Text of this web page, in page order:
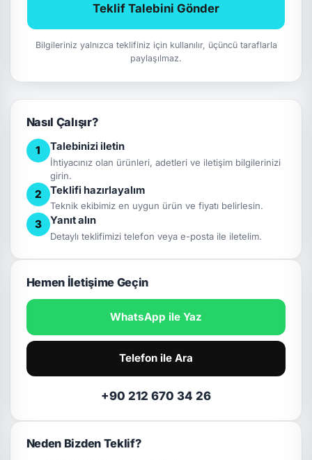
Teklif Talebini Gönder
Bilgileriniz yalnızca teklifiniz için kullanılır, üçüncü taraflarla
paylaşılmaz.
Nasıl Çalışır?
1 Talebinizi iletin
İhtiyacınız olan ürünleri, adetleri ve iletişim bilgilerinizi
girin.
2 Teklifi hazırlayalım
Teknik ekibimiz en uygun ürün ve fiyatı belirlesin.
3 Yanıt alın
Detaylı teklifimizi telefon veya e-posta ile iletelim.
Hemen İletişime Geçin
WhatsApp ile Yaz
Telefon ile Ara
+90 212 670 34 26
Neden Bizden Teklif?